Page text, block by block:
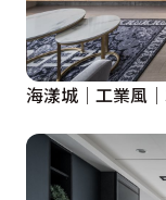
海漾城│工業風